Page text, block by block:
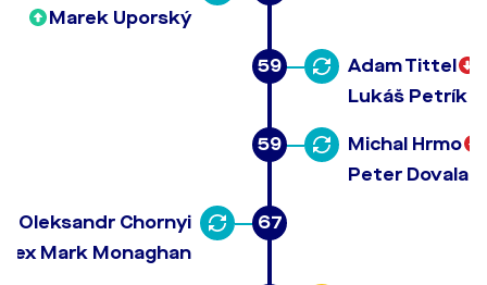
Marek Uporský
59
Adam Tittel
Lukáš Petrík
59
Michal Hrmo
Peter Dovala
67
Oleksandr Chornyi
Mark Monaghan